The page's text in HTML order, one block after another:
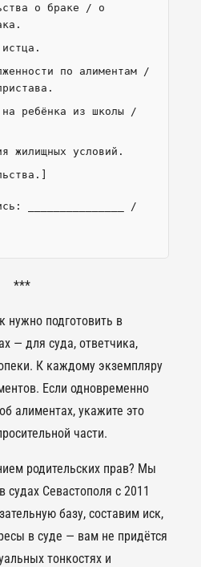
о браке / о
по алиментам /
на ребёнка из школы /
жилищных условий.
_______________ /
***
нужно подготовить в
— для суда, ответчика,
К каждому экземпляру
Если одновременно
алиментах, укажите это
части.
родительских прав? Мы
Севастополя с 2011
базу, составим иск,
в суде — вам не придётся
тонкостях и